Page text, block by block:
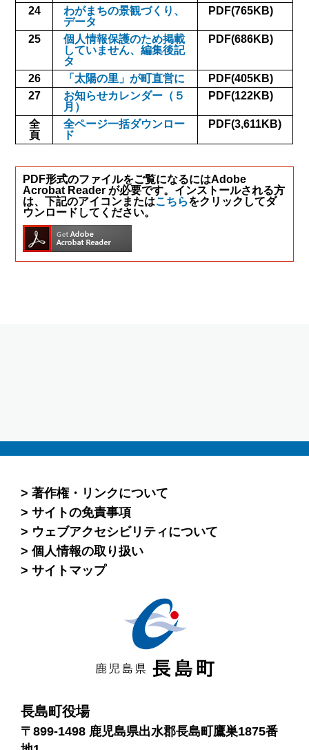
24
わがまちの景観づくり、
データ
PDF(765KB)
25
個人情報保護のため掲載
していません、編集後記
タ
PDF(686KB)
26 「太陽の里」が町直営に
PDF(405KB)
27
お知らせカレンダー（５
月）
PDF(122KB)
全
頁
全ページ一括ダウンロー
ド
PDF(3,611KB)
PDF形式のファイルをご覧になるにはAdobe
Acrobat Reader が必要です。インストールされる方
は、下記のアイコンまたはこちらをクリックしてダ
ウンロードしてください。
著作権・リンクについて
サイトの免責事項
ウェブアクセシビリティについて
個人情報の取り扱い
サイトマップ
長島町役場
〒899-1498 鹿児島県出水郡長島町鷹巣1875番